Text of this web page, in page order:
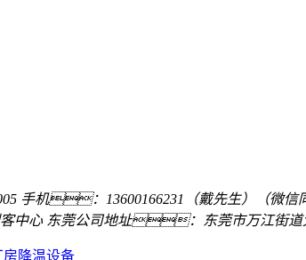
手机：13600166231（戴先生）（微信
中心 东莞公司地址：东莞市万江街道
房降温设备